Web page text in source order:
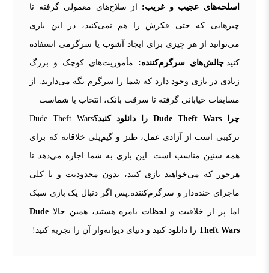
اسلحه‌های عجیب و غریب: از سلاح‌های معمولی گرفته تا
چیزهایی که حتی فکرش را هم نمی‌کنید، در این بازی
می‌توانید از هر چیزی برای ایجاد آشوب یا سرگرمی استفاده
کنید.چالش‌های سرگرم‌کننده: مأموریت‌های کوچک و بزرگ
زیادی در بازی وجود دارد که شما را سرگرم نگه می‌دارند. از
مسابقات خیابانی گرفته تا سرقت بانک، انتخاب با شماست
چرا Dude Theft Wars را دانلود کنید؟ Dude Theft Wars
ترکیبی است از آزادی عمل، طنز و گیم‌پلی خلاقانه که برای
همه سنین مناسب است. این بازی به شما اجازه می‌دهد تا
هرجور که می‌خواهید بازی کنید، بدون محدودیت و با کلی
ماجرای خنده‌دار و سرگرم‌کننده.پس اگر دنبال یک بازی سبک
اما پر از خلاقیت و لحظات بامزه هستید، همین حالا Dude
Theft Wars را دانلود کنید و دنیای دیوانه‌وار آن را تجربه کنید!